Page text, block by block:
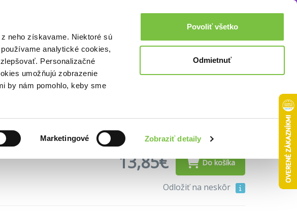
neho získavame. Niektoré sú
analytické cookies,
Personalizačné
umožňujú zobrazenie
by nám pomohlo, keby sme
Marketingové Zobraziť detaily
Povoliť všetko
Odmietnuť
Prihlásenie 0,00€
Akcie a zľavy
13,85€ Do košíka
Odložiť na neskôr